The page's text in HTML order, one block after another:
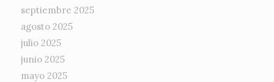
septiembre 2025
agosto 2025
julio 2025
junio 2025
mayo 2025